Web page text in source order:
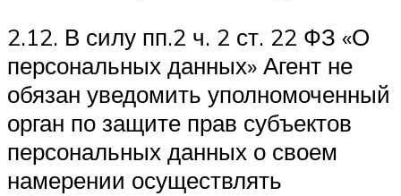
2.12. В силу пп.2 ч. 2 ст. 22 ФЗ «О
персональных данных» Агент не
обязан уведомить уполномоченный
орган по защите прав субъектов
персональных данных о своем
намерении осуществлять